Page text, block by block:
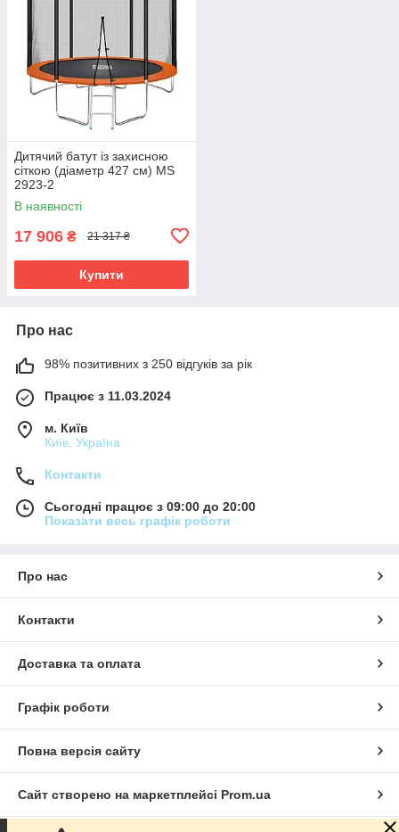
Дитячий батут із захисною
сіткою (діаметр 427 см) MS
2923-2
В наявності
17 906 ₴ 21 317 ₴
Купити
Про нас
98% позитивних з 250 відгуків за рік
Працює з 11.03.2024
м. Київ
Київ, Україна
Контакти
Сьогодні працює з 09:00 до 20:00
Показати весь графік роботи
Про нас
Контакти
Доставка та оплата
Графік роботи
Повна версія сайту
Сайт створено на маркетплейсі Prom.ua